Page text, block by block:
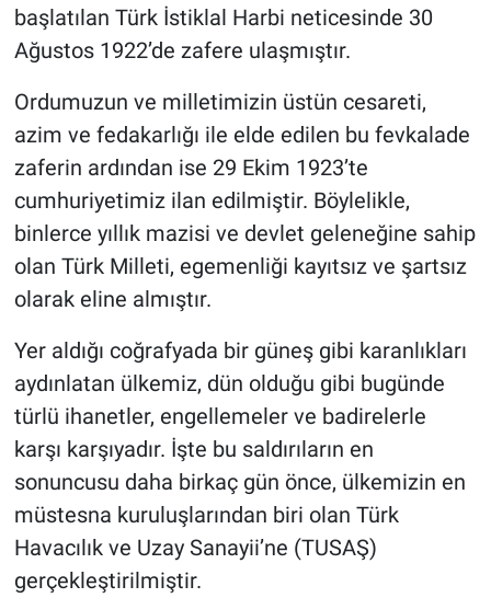
başlatılan Türk İstiklal Harbi neticesinde 30
Ağustos 1922’de zafere ulaşmıştır.
Ordumuzun ve milletimizin üstün cesareti,
azim ve fedakarlığı ile elde edilen bu fevkalade
zaferin ardından ise 29 Ekim 1923’te
cumhuriyetimiz ilan edilmiştir. Böylelikle,
binlerce yıllık mazisi ve devlet geleneğine sahip
olan Türk Milleti, egemenliği kayıtsız ve şartsız
olarak eline almıştır.
Yer aldığı coğrafyada bir güneş gibi karanlıkları
aydınlatan ülkemiz, dün olduğu gibi bugünde
türlü ihanetler, engellemeler ve badirelerle
karşı karşıyadır. İşte bu saldırıların en
sonuncusu daha birkaç gün önce, ülkemizin en
müstesna kuruluşlarından biri olan Türk
Havacılık ve Uzay Sanayii’ne (TUSAŞ)
gerçekleştirilmiştir.
Bölge